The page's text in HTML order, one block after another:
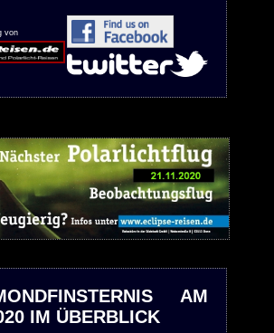
von
AM
IM ÜBERBLICK